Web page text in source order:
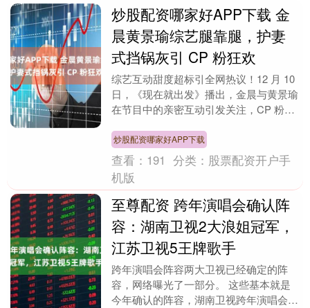
炒股配资哪家好APP下载 金
晨黄景瑜综艺腿靠腿，护妻
式挡锅灰引 CP 粉狂欢
综艺互动甜度超标引全网热议！12 月 10
日，《现在就出发》播出，金晨与黄景瑜
在节目中的亲密互动引发关注，CP 粉直
扒....
炒股配资哪家好APP下载
查看： 191 分类： 股票配资开户手
机版
至尊配资 跨年演唱会确认阵
容：湖南卫视2大浪姐冠军，
江苏卫视5王牌歌手
跨年演唱会阵容两大卫视已经确定的阵
容，网络曝光了一部分。 这些基本就是
今年确认的阵容，湖南卫视跨年演唱会